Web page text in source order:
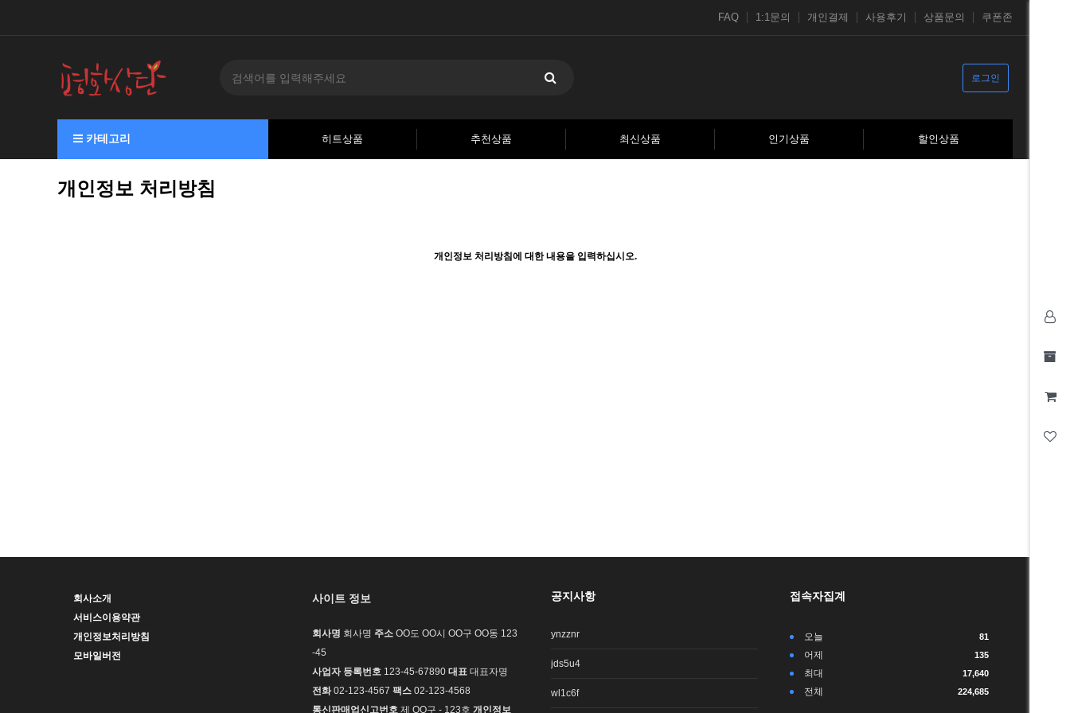
FAQ 1:1문의 개인결제 사용후기 상품문의 쿠폰존
로그인
카테고리 히트상품 추천상품 최신상품 인기상품 할인상품
개인정보 처리방침
개인정보 처리방침에 대한 내용을 입력하십시오.
회사소개
서비스이용약관
개인정보처리방침
모바일버전
사이트 정보
회사명 회사명 주소 OO도 OO시 OO구 OO동 123
-45
사업자 등록번호 123-45-67890 대표 대표자명
전화02-123-4567 팩스 02-123-4568
통신판매업신고번호 제 OO구 - 123호 개인정보
공지사항
ynzznr
jds5u4
wl1c6f
접속자집계
오늘 81
어제 135
최대 17,640
전체 224,685